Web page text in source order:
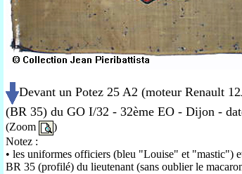
Devant un Potez 25 A2 (moteur Renault
(BR 35) du GO I/32 - 32ème EO - Dijon -
(Zoom
)
Notez :
• les uniformes officiers (bleu "Louise" et "mastic")
BR 35 (profilé) du lieutenant (sans oublier le